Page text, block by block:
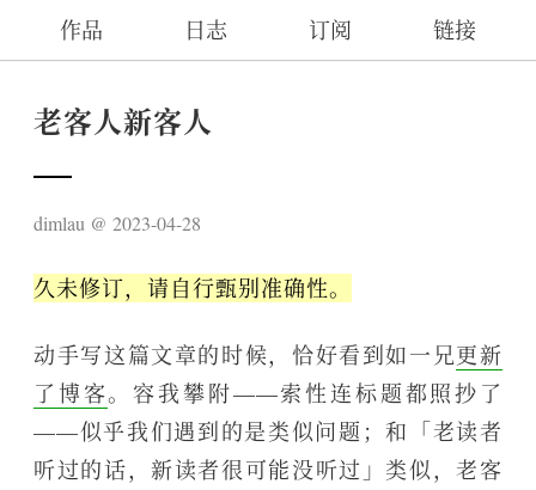
作品 日志 订阅 链接
老客人新客人
dimlau 2023-04-28
久未修订，请自行甄别准确性。
动手写这篇文章的时候，恰好看到如一兄更新
了博客。容我攀附——索性连标题都照抄了
——似乎我们遇到的是类似问题；和「老读者
听过的话，新读者很可能没听过」类似，老客